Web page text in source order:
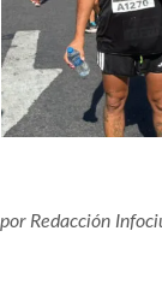
porRedacción